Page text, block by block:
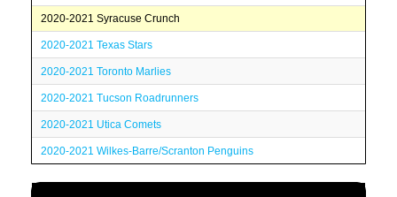
2020-2021 Syracuse Crunch
2020-2021 Texas Stars
2020-2021 Toronto Marlies
2020-2021 Tucson Roadrunners
2020-2021 Utica Comets
2020-2021 Wilkes-Barre/Scranton Penguins